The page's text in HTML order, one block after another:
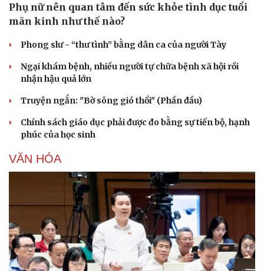
Sức khỏe
Đời sống
Phụ nữ nên quan tâm đến sức khỏe tình dục tuổi
mãn kinh như thế nào?
Phong slư - “thư tình” bằng dân ca của người Tày
Ngại khám bệnh, nhiều người tự chữa bệnh xã hội rồi
nhận hậu quả lớn
Truyện ngắn: "Bờ sông gió thổi" (Phần đầu)
Chính sách giáo dục phải được đo bằng sự tiến bộ, hạnh
phúc của học sinh
VĂN HÓA